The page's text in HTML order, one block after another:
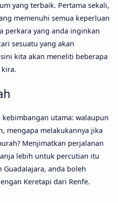
yang terbaik. Pertama sekali,
memenuhi semua keperluan
perkara yang anda inginkan
sesuatu yang akan
kita akan meneliti beberapa
utama: walaupun
mengapa melakukannya jika
Menjimatkan perjalanan
lebih untuk percutian itu
Guadalajara, anda boleh
Keretapi dari Renfe.